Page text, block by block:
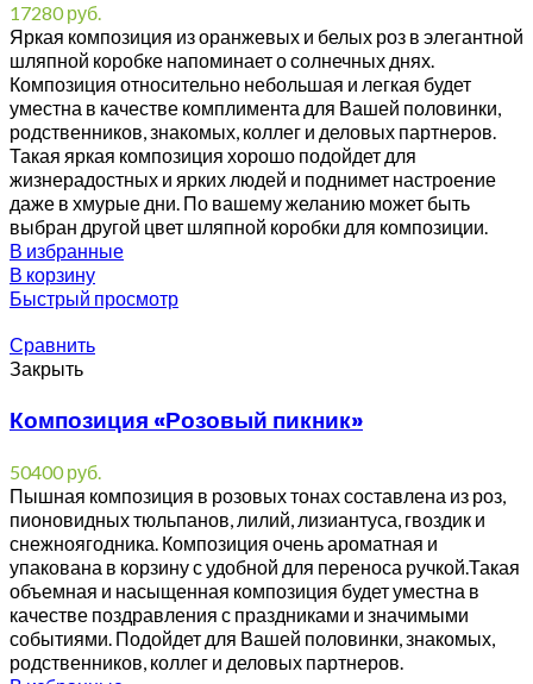
17280руб.
Яркая композиция из оранжевых и белых роз в элегантной
шляпной коробке напоминает о солнечных днях.
Композиция относительно небольшая и легкая будет
уместна в качестве комплимента для Вашей половинки,
родственников, знакомых, коллег и деловых партнеров.
Такая яркая композиция хорошо подойдет для
жизнерадостных и ярких людей и поднимет настроение
даже в хмурые дни. По вашему желанию может быть
выбран другой цвет шляпной коробки для композиции.
В избранные
В корзину
Быстрый просмотр
Сравнить
Закрыть
Композиция «Розовый пикник»
50400руб.
Пышная композиция в розовых тонах составлена из роз,
пионовидных тюльпанов, лилий, лизиантуса, гвоздик и
снежноягодника. Композиция очень ароматная и
упакована в корзину с удобной для переноса ручкой.Такая
объемная и насыщенная композиция будет уместна в
качестве поздравления с праздниками и значимыми
событиями. Подойдет для Вашей половинки, знакомых,
родственников, коллег и деловых партнеров.